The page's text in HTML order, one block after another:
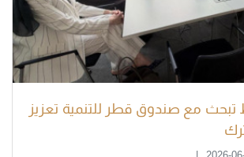
تبحث مع صندوق قطر للتنمية تعزيز